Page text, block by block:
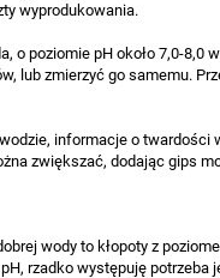
wyprodukowania.
o poziomie pH około 7,0-
lub zmierzyć go samemu.
informacje o
zwiększać, dodając gips
wody to kłopoty z
rzadko występuję potrzeba